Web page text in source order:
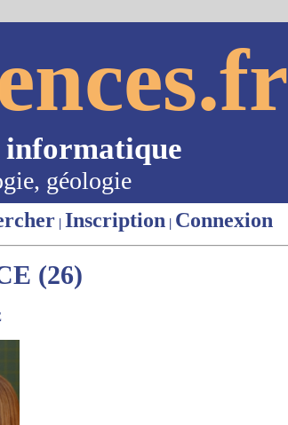
informatique
géologie
| Inscription | Connexion
(26)